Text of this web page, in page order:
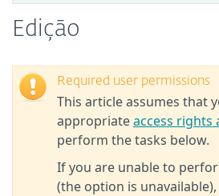
Edição
Required user permissions
This article assumes that
appropriateaccess rights
perform the tasks below.
If you are unable to
(the option is unavailable),